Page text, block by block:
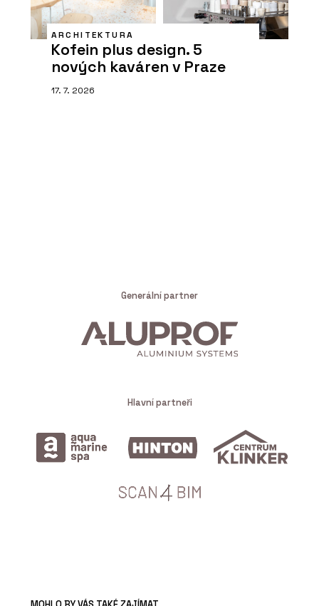
ARCHITEKTURA
Kofein plus design. 5
nových kaváren v Praze
17. 7. 2026
Generální partner
Hlavní partneři